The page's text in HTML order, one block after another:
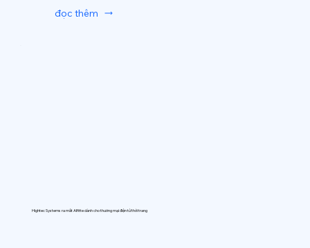
đọc thêm
Hightec Systems ra mắt AIfitte dành cho thương mại điện tử thời trang